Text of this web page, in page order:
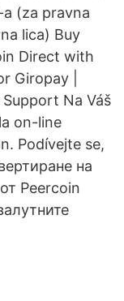
a (za pravna
lica) Buy
Direct with
Giropay |
Na Váš
on-line
Podívejte se,
на
Peercoin